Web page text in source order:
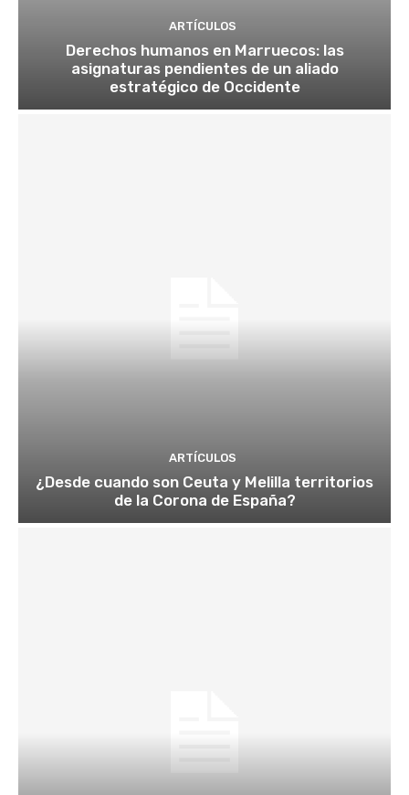
ARTÍCULOS
Derechos humanos en Marruecos: las
asignaturas pendientes de un aliado
estratégico de Occidente
ARTÍCULOS
¿Desde cuando son Ceuta y Melilla territorios
de la Corona de España?